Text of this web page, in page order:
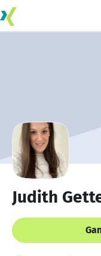
Judith